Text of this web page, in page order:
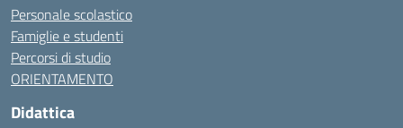
Personale scolastico
Famiglie e studenti
Percorsi di studio
ORIENTAMENTO
Didattica